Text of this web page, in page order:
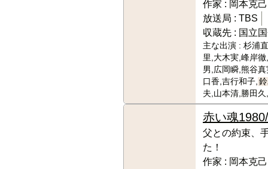
作家 : 岡本克己
放送局 : TBS
収蔵先 : 国立
主な出演 : 杉浦
里,大木実,峰岸
男,広岡瞬,熊谷
口香,吉行和子,
夫,山本清,勝田
赤い魂
父との約束、
た！
作家 : 岡本克己